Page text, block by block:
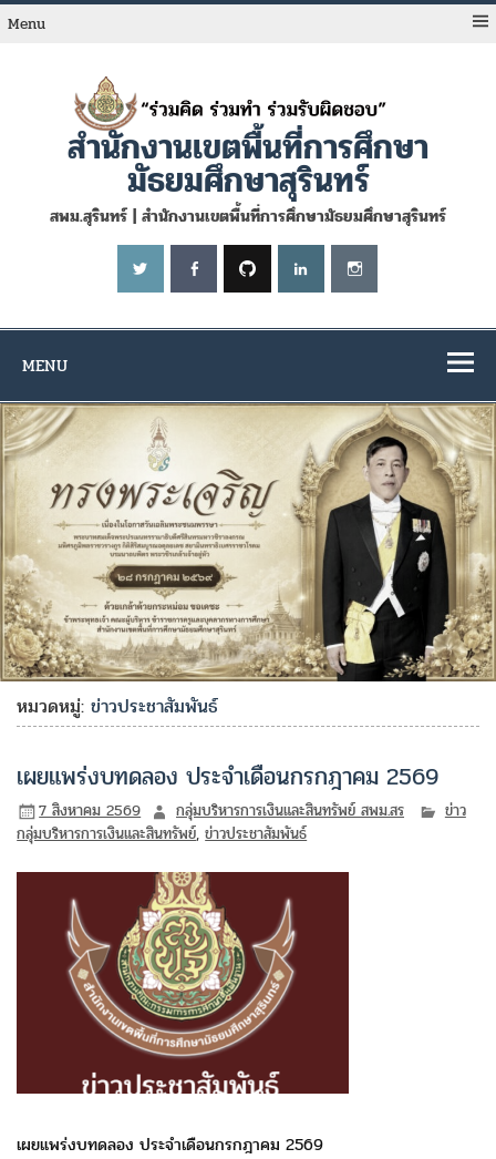
Skip
toMenu
สำนักงานเขตพื้นที่การศึกษา
มัธยมศึกษาสุรินทร์
สพม.สุรินทร์ | สำนักงานเขตพื้นที่การศึกษามัธยมศึกษาสุรินทร์
MENU
หมวดหมู่:ข่าวประชาสัมพันธ์
เผยแพร่งบทดลอง ประจำเดือนกรกฎาคม 2569
7 สิงหาคม 2569 กลุ่มบริหารการเงินและสินทรัพย์ สพม.สร
ข่าว
กลุ่มบริหารการเงินและสินทรัพย์,ข่าวประชาสัมพันธ์
เผยแพร่งบทดลอง ประจำเดือนกรกฎาคม 2569